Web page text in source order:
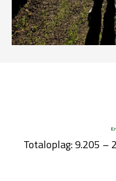
Totaloplag: 9.205 –